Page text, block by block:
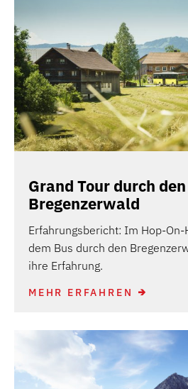
Grand Tour durch den
Bregenzerwald
Erfahrungsbericht: Im Hop-
dem Bus durch den
ihre Erfahrung.
MEHR ERFAHREN